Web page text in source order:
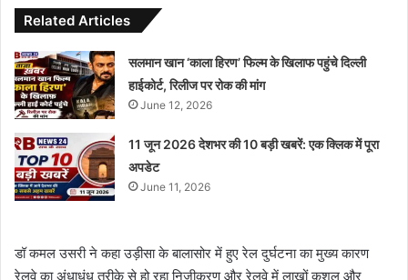
Related Articles
सलमान खान ‘काला हिरण’ फिल्म के खिलाफ पहुंचे दिल्ली
हाईकोर्ट, रिलीज पर रोक की मांग
June 12, 2026
11 जून 2026 देशभर की 10 बड़ी खबरें: एक क्लिक में पूरा
अपडेट
June 11, 2026
डॉ कमल उसरी ने कहा उड़ीसा के बालासोर में हुए रेल दुर्घटना का मुख्य कारण
रेलवे का अंधाधुंध तरीके से हो रहा निजीकरण और रेलवे में लाखों कुशल और